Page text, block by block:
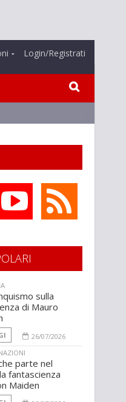
Login/Registrati
sulla
di Mauro
26/07/2026
parte nel
fantascienza
Maiden